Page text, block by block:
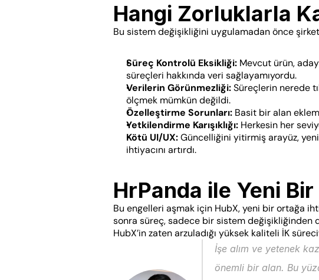
Hangi Zorluklarla
Bu sistem değişikliğini uygulamadan önce şirket
Süreç Kontrolü Eksikliği: Mevcut ürün,
süreçleri hakkında veri sağlayamıyordu.
Verilerin Görünmezliği: Süreçlerin nerede
ölçmek mümkün değildi.
Özelleştirme Sorunları: Basit bir alan
Yetkilendirme Karışıklığı: Herkesin her
Kötü UI/UX: Güncelliğini yitirmiş arayüz,
ihtiyacını artırdı.
HrPanda ile Yeni Bir
Bu engelleri aşmak için HubX, yeni bir ortağa
sonra süreç, sadece bir sistem değişikliğinden
HubX’in zaten arzuladığı yüksek kaliteli İK
İşe alım ve yetenek
önemli bir alan. Bu